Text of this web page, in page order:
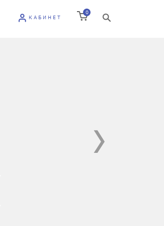
КАБИНЕТ
0